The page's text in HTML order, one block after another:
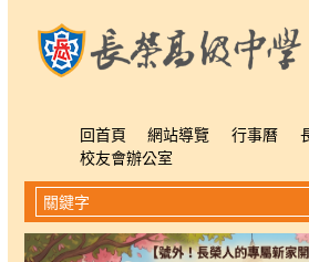
回首頁 網站導覽 行事曆
校友會辦公室